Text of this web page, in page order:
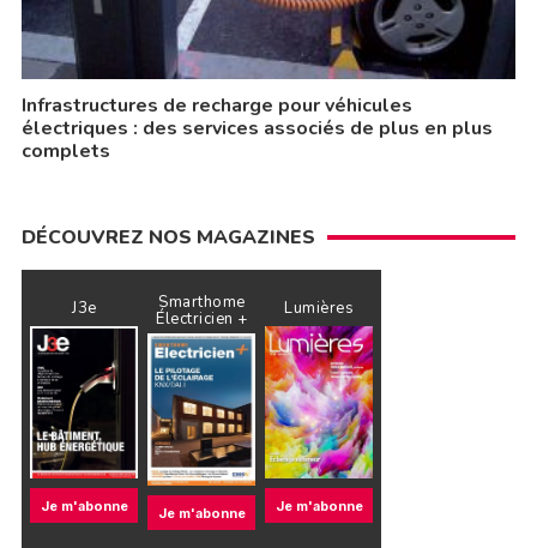
Infrastructures de recharge pour véhicules
électriques : des services associés de plus en plus
complets
DÉCOUVREZ NOS MAGAZINES
J3e
Je m'abonne
Smarthome
Électricien +
Je m'abonne
Lumières
Je m'abonne